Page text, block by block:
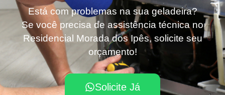
Está com problemas na sua geladeira?
Se você precisa de assistência técnica no
Residencial Morada dos Ipês, solicite seu
orçamento!
Solicite Já